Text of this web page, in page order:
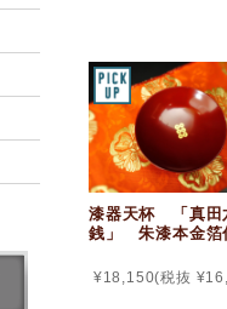
漆器天杯 「真田
銭」 朱漆本金箔
¥18,150(税抜